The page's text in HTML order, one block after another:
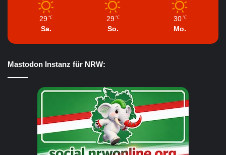
29 ℃
Sa.
29 ℃
So.
30 ℃
Mo.
Mastodon Instanz für NRW: